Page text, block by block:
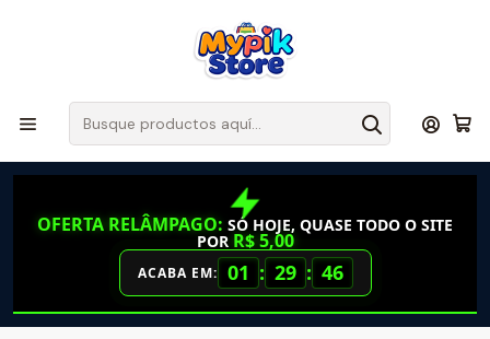
OFERTA RELÂMPAGO: SÓ HOJE, QUASE TODO O SITE
POR R$ 5,00
ACABA EM: 01 : 29 : 45